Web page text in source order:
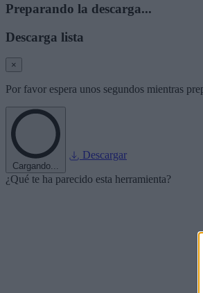
Preparando la descarga...
Descarga lista
×
Por favor espera unos segundos mientras
Cargando...
Descargar
¿Qué te ha parecido esta herramienta?